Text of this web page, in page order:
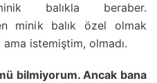
balıkla beraber.
minik balık özel olmak
istemiştim, olmadı.
bilmiyorum. Ancak bana